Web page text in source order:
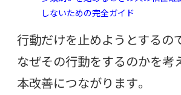
しないための完全ガイド
行動だけを止めようとするの
なぜその行動をするのかを考
本改善につながります。